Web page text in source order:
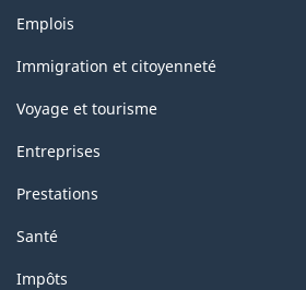
Thèmes
sujets
Emplois
Immigration et citoyenneté
Voyage et tourisme
Entreprises
Prestations
Santé
Impôts